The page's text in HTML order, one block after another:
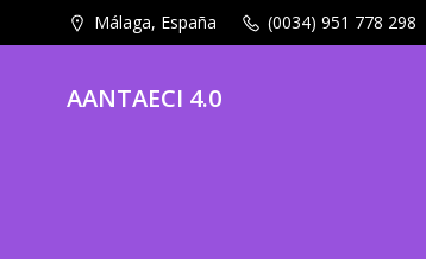
Málaga, España (0034) 951 778 298
AANTAECI 4.0